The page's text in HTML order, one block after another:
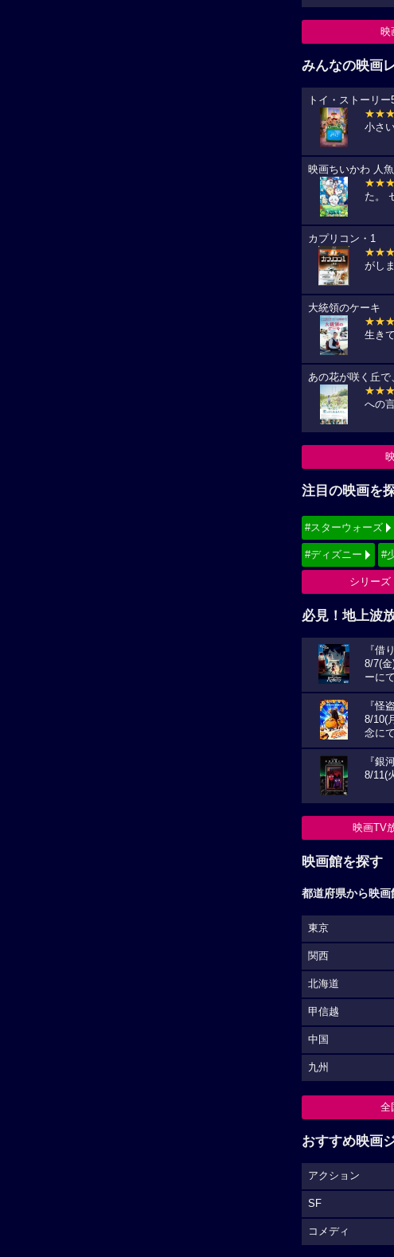
映
みんなの映画
トイ・ストーリー
小さ
映画ちいかわ 人
た。
カプリコン・1
がし
大統領のケーキ
生き
あの花が咲く丘で
への
注目の映画を
#スターウォーズ
#ディズニー #
シリーズ
必見！地上波
『借
8/7(
ーに
『怪
8/10(
念に
『銀
8/11(
映画TV
映画館を探す
都道府県から映画
東京
関西
北海道
甲信越
中国
九州
全
おすすめ映画
アクション
SF
コメディ